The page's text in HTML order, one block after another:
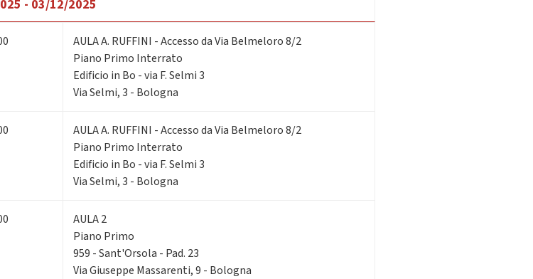
- 03/12/2025
AULA A. RUFFINI - Accesso da Via Belmeloro 8/2
Piano Primo Interrato
Edificio in Bo - via F. Selmi 3
Via Selmi, 3 - Bologna
AULA A. RUFFINI - Accesso da Via Belmeloro 8/2
Piano Primo Interrato
Edificio in Bo - via F. Selmi 3
Via Selmi, 3 - Bologna
AULA 2
Piano Primo
959 - Sant'Orsola - Pad. 23
Via Giuseppe Massarenti, 9 - Bologna